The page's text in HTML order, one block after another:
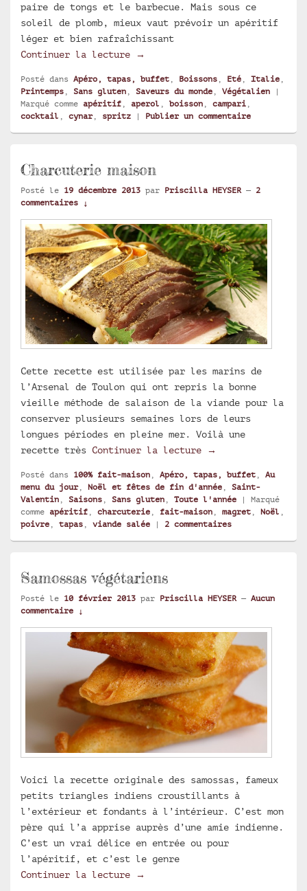
paire de tongs et le barbecue. Mais sous ce
soleil de plomb, mieux vaut prévoir un apéritif
léger et bien rafraîchissant
Continuer la lecture
Aperol Spritz
→
Posté dans Apéro, tapas, buffet Boissons Eté Italie
Printemps
Sans gluten Saveurs du monde Végétalien
|
Marqué comme apéritif aperol boisson campari
cocktail
cynar, spritz | Publier un commentaire
Charcuterie maison
Posté le 19 décembre 2013 par Priscilla HEYSER — 2
commentaires ↓
Cette recette est utilisée par les marins de
l’Arsenal de Toulon qui ont repris la bonne
vieille méthode de salaison de la viande pour la
conserver plusieurs semaines lors de leurs
longues périodes en pleine mer. Voilà une
recette très Continuer la lecture Charcuterie maison
→
Posté dans 100% fait-maison , Apéro, tapas, buffet , Au
menu du jour, Noël et fêtes de fin d'année , Saint-
Valentin , Saisons , Sans gluten , Toute l'année | Marqué
comme apéritif , charcuterie , fait-maison , magret , Noël ,
poivre , tapas , viande salée | 2 commentaires
Samossas végétariens
Posté le 10 février 2013 par Priscilla HEYSER — Aucun
commentaire ↓
Voici la recette originale des samossas, fameux
petits triangles indiens croustillants à
l’extérieur et fondants à l’intérieur. C’est mon
père qui l’a apprise auprès d’une amie indienne.
C’est un vrai délice en entrée ou pour
l’apéritif, et c’est le genre
Continuer la lecture
Samossas végétariens
→